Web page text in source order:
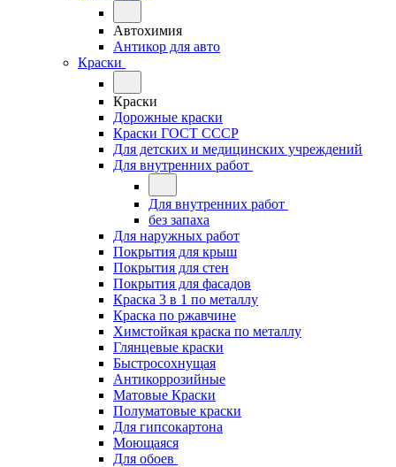
Автохимия
Антикор для авто
Краски
Краски
Дорожные краски
Краски ГОСТ СССР
Для детских и медицинских учреждений
Для внутренних работ
Для внутренних работ
без запаха
Для наружных работ
Покрытия для крыш
Покрытия для стен
Покрытия для фасадов
Краска 3 в 1 по металлу
Краска по ржавчине
Химстойкая краска по металлу
Глянцевые краски
Быстросохнущая
Антикоррозийные
Матовые Краски
Полуматовые краски
Для гипсокартона
Моющаяся
Для обоев